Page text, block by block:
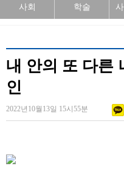
사회 학술
내 안의 또 다른
인
2022년10월13일 15시55분